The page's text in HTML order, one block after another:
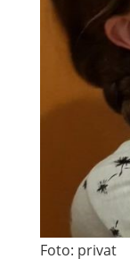
Foto: privat